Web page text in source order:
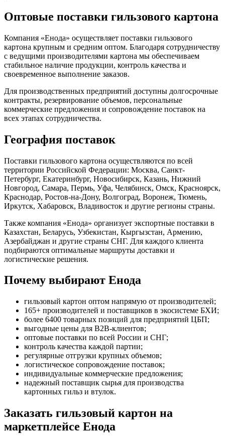
Оптовые поставки гильзового картона
Компания «Енода» осуществляет поставки гильзового
картона крупным и средним оптом. Благодаря сотрудничеству
с ведущими производителями картона мы обеспечиваем
стабильное наличие продукции, контроль качества и
своевременное выполнение заказов.
Для производственных предприятий доступны долгосрочные
контракты, резервирование объемов, персональные
коммерческие предложения и сопровождение поставок на
всех этапах сотрудничества.
География поставок
Поставки гильзового картона осуществляются по всей
территории Российской Федерации: Москва, Санкт-
Петербург, Екатеринбург, Новосибирск, Казань, Нижний
Новгород, Самара, Пермь, Уфа, Челябинск, Омск, Красноярск,
Краснодар, Ростов-на-Дону, Волгоград, Воронеж, Тюмень,
Иркутск, Хабаровск, Владивосток и другие регионы страны.
Также компания «Енода» организует экспортные поставки в
Казахстан, Беларусь, Узбекистан, Кыргызстан, Армению,
Азербайджан и другие страны СНГ. Для каждого клиента
подбираются оптимальные маршруты доставки и
логистические решения.
Почему выбирают Енода
гильзовый картон оптом напрямую от производителей;
165+ производителей и поставщиков в экосистеме БХИ;
более 6400 товарных позиций для предприятий ЦБП;
выгодные цены для B2B-клиентов;
оптовые поставки по всей России и СНГ;
контроль качества каждой партии;
регулярные отгрузки крупных объемов;
логистическое сопровождение поставок;
индивидуальные коммерческие предложения;
надежный поставщик сырья для производства
картонных гильз и втулок.
Заказать гильзовый картон на
маркетплейсе Енода